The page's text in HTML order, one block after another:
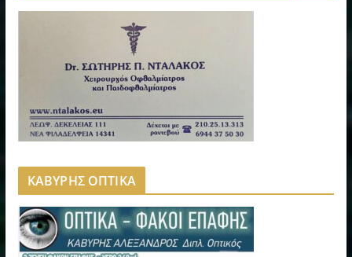
ΚΑΒΥΡΗΣ ΟΠΤΙΚΑ